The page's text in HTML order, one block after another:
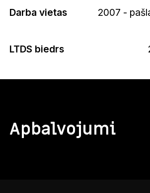
Darba vietas
2007 -
LTDS biedrs
Apbalvojumi